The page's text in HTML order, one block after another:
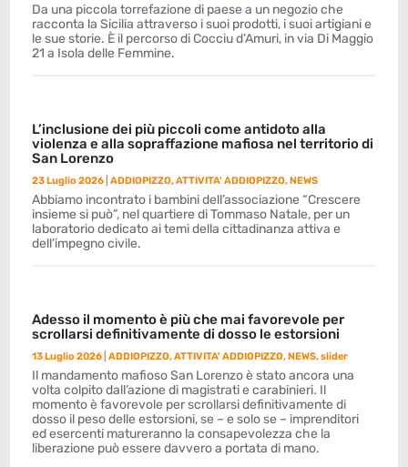
Da una piccola torrefazione di paese a un negozio che
racconta la Sicilia attraverso i suoi prodotti, i suoi artigiani e
le sue storie. È il percorso di Cocciu d’Amuri, in via Di Maggio
21 a Isola delle Femmine.
L’inclusione dei più piccoli come antidoto alla
violenza e alla sopraffazione mafiosa nel territorio di
San Lorenzo
23 Luglio 2026 |ADDIOPIZZO,ATTIVITA' ADDIOPIZZO,NEWS
Abbiamo incontrato i bambini dell’associazione “Crescere
insieme si può”, nel quartiere di Tommaso Natale, per un
laboratorio dedicato ai temi della cittadinanza attiva e
dell’impegno civile.
Adesso il momento è più che mai favorevole per
scrollarsi definitivamente di dosso le estorsioni
13 Luglio 2026 |ADDIOPIZZO,ATTIVITA' ADDIOPIZZO,NEWS,slider
Il mandamento mafioso San Lorenzo è stato ancora una
volta colpito dall’azione di magistrati e carabinieri. Il
momento è favorevole per scrollarsi definitivamente di
dosso il peso delle estorsioni, se – e solo se – imprenditori
ed esercenti matureranno la consapevolezza che la
liberazione può essere davvero a portata di mano.